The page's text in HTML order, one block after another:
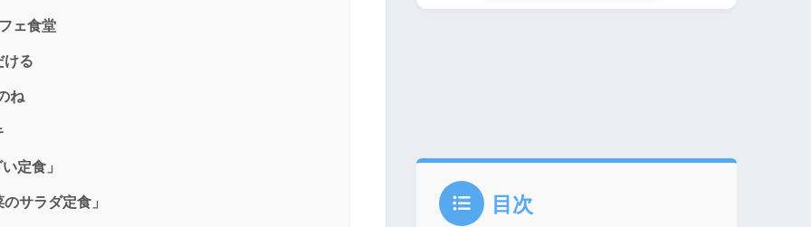
ェ食堂
ける
ね
定食」
サラダ定食」 目次